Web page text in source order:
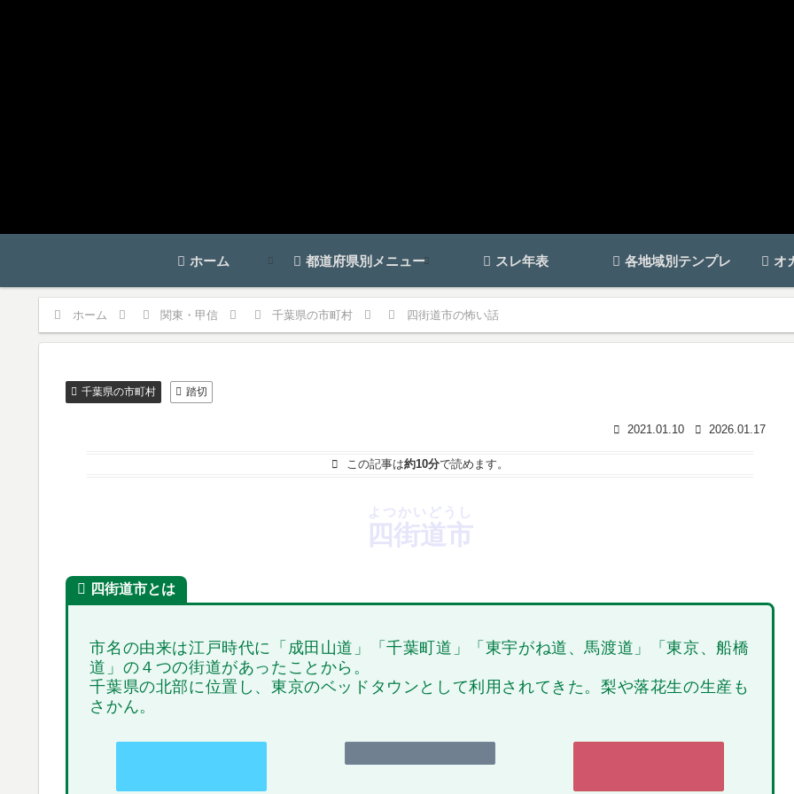
ホーム 都道府県別メニュー スレ年表 各地域別テンプレ オ
ホーム 関東・甲信 千葉県の市町村 四街道市の怖い話
千葉県の市町村 踏切
2021.01.10 2026.01.17
この記事は約10分で読めます。
四街道市
よつかいどうし
四街道市とは
市名の由来は江戸時代に「成田山道」「千葉町道」「東宇がね道、馬渡道」「東京、船橋
道」の４つの街道があったことから。
千葉県の北部に位置し、東京のベッドタウンとして利用されてきた。梨や落花生の生産も
さかん。